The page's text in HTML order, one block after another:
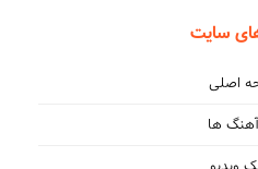
سایت
اصلی
ها